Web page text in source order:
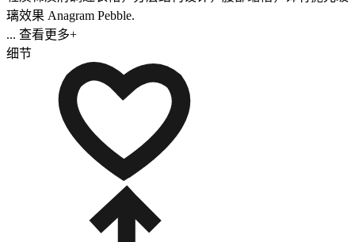
璃效果 Anagram Pebble.
... 查看更多+
细节